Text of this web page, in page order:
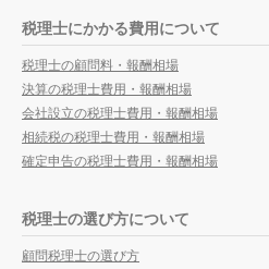
税理士にかかる費用について
税理士の顧問料・報酬相場
決算の税理士費用・報酬相場
会社設立の税理士費用・報酬相場
相続税の税理士費用・報酬相場
確定申告の税理士費用・報酬相場
税理士の選び方について
顧問税理士の選び方